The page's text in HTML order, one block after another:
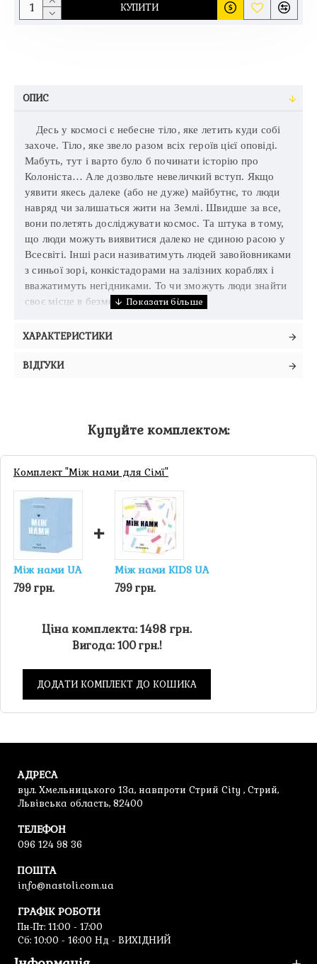
КУПИТИ
ОПИС
Десь у космосі є небесне тіло, яке летить куди собі
захоче. Тіло, яке звело разом всіх героїв цієї оповіді.
Мабуть, тут і варто було б починати історію про
Колоніста… Але дозвольте невеличкий вступ. Якщо
уявити якесь далеке (або не дуже) майбутнє, то люди
навряд чи залишаться жити на Землі. Швидше за все,
вони полетять досліджувати космос. Та штука в тому,
що люди можуть виявитися далеко не єдиною расою у
Всесвіті. Інші раси називатимуть людей завойовниками
з синьої зорі, конкістадорами на залізних кораблях і
вважатимуть негідниками. То чи зможуть люди знайти
своє місце в безмежному Всесвіті?
ХАРАКТЕРИСТИКИ
ВІДГУКИ
Купуйте комплектом:
Комплект "Між нами для Сімї"
Між нами UA
799 грн.
+
Між нами KIDS UA
799 грн.
Ціна комплекта: 1498 грн.
Вигода: 100 грн.!
ДОДАТИ КОМПЛЕКТ ДО КОШИКА
АДРЕСА
вул. Хмельницького 13а, навпроти Стрий City , Стрий,
Львівська область, 82400
ТЕЛЕФОН
096 124 98 36
ПОШТА
info@nastoli.com.ua
ГРАФІК РОБОТИ
Пн-Пт: 11:00 - 17:00
Cб: 10:00 - 16:00 Нд - ВИХІДНИЙ